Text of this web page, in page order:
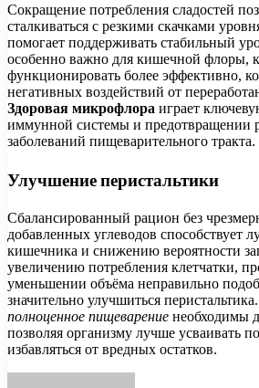
Сокращение потребления сладостей
сталкиваться с резкими скачками
помогает поддерживать стабильный
особенно важно для кишечной флоры,
функционировать более эффективно,
негативных воздействий от
Здоровая микрофлора играет
иммунной системы и предотвращении
заболеваний пищеварительного тракта.
Улучшение перистальтики
Сбалансированный рацион без
добавленных углеводов
кишечника и снижению вероятности
увеличению потребления клетчатки,
уменьшении объёма неправильно
значительно улучшиться перистальтика.
полноценное пищеварение необходимы
позволяя организму лучше усваивать
избавляться от вредных остатков.